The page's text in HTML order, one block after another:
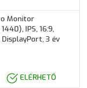
Monitor
IPS, 16:9,
DisplayPort, 3 év
ELÉRHETŐ